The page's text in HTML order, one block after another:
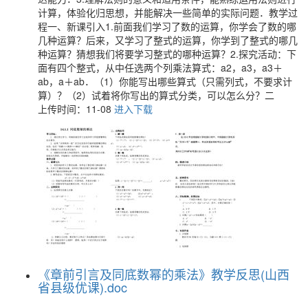
计算，体验化归思想，并能解决一些简单的实际问题．教学过
程一、新课引入1.前面我们学习了数的运算，你学会了数的哪
几种运算？后来，又学习了整式的运算，你学到了整式的哪几
种运算？猜想我们将要学习整式的哪种运算？2.探究活动：下
面有四个整式，从中任选两个列乘法算式：a2，a3，a3＋
ab，a＋ab．（1）你能写出哪些算式（只需列式，不要求计
算）？（2）试着将你写出的算式分类，可以怎么分？二
上传时间：11-08 进入下载
《章前引言及同底数幂的乘法》教学反思(山西
省县级优课).doc